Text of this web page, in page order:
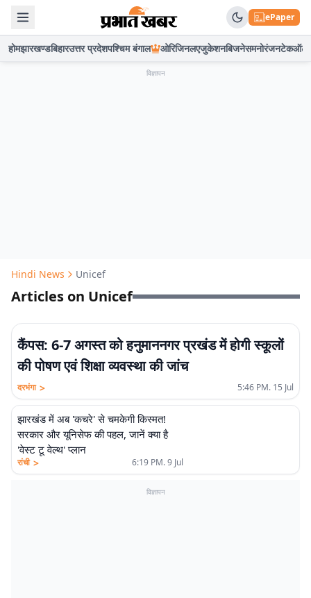
ePaper
होमझारखण्डबिहारउत्तर प्रदेशपश्चिम बंगाल ओरिजिनलएजुकेशनबिजनेसमनोरंजनटेकऑटो
विज्ञापन
Hindi News Unicef
Articles on Unicef
कैंपस: 6-7 अगस्त को हनुमाननगर प्रखंड में होगी स्कूलों
की पोषण एवं शिक्षा व्यवस्था की जांच
दरभंगा > 5:46 PM. 15 Jul
झारखंड में अब 'कचरे' से चमकेगी किस्मत!
सरकार और यूनिसेफ की पहल, जानें क्या है
'वेस्ट टू वेल्थ' प्लान
रांची > 6:19 PM. 9 Jul
विज्ञापन